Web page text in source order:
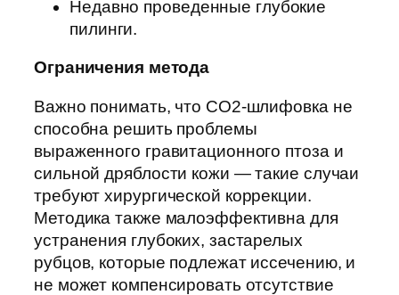
Недавно проведенные глубокие
пилинги.
Ограничения метода
Важно понимать, что CO2-шлифовка не
способна решить проблемы
выраженного гравитационного птоза и
сильной дряблости кожи — такие случаи
требуют хирургической коррекции.
Методика также малоэффективна для
устранения глубоких, застарелых
рубцов, которые подлежат иссечению, и
не может компенсировать отсутствие